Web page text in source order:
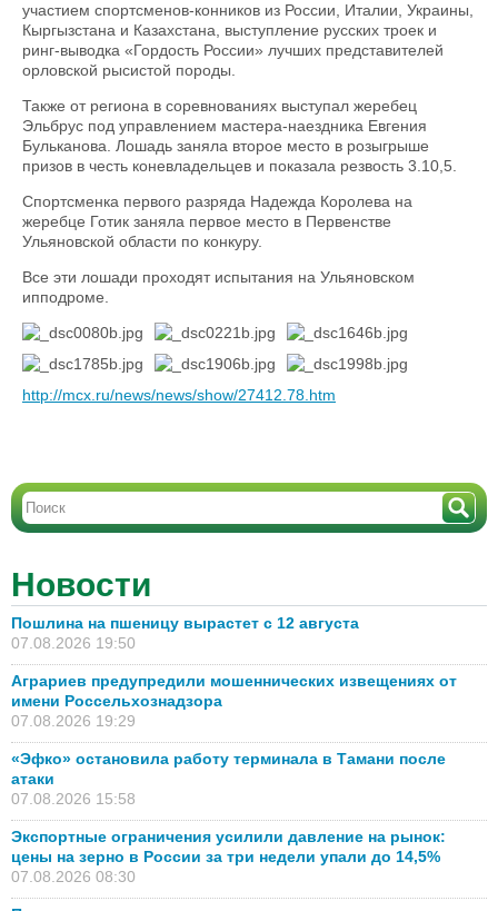
участием спортсменов-конников из России, Италии, Украины,
Кыргызстана и Казахстана, выступление русских троек и
ринг-выводка «Гордость России» лучших представителей
орловской рысистой породы.
Также от региона в соревнованиях выступал жеребец
Эльбрус под управлением мастера-наездника Евгения
Бульканова. Лошадь заняла второе место в розыгрыше
призов в честь коневладельцев и показала резвость 3.10,5.
Спортсменка первого разряда Надежда Королева на
жеребце Готик заняла первое место в Первенстве
Ульяновской области по конкуру.
Все эти лошади проходят испытания на Ульяновском
ипподроме.
http://mcx.ru/news/news/show/27412.78.htm
Новости
Пошлина на пшеницу вырастет с 12 августа
07.08.2026 19:50
Аграриев предупредили мошеннических извещениях от
имени Россельхознадзора
07.08.2026 19:29
«Эфко» остановила работу терминала в Тамани после
атаки
07.08.2026 15:58
Экспортные ограничения усилили давление на рынок:
цены на зерно в России за три недели упали до 14,5%
07.08.2026 08:30